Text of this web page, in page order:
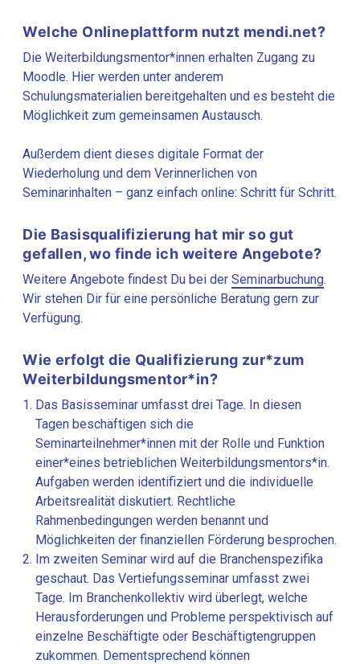
Welche Onlineplattform nutzt mendi.net?
Die Weiterbildungsmentor*innen erhalten Zugang zu
Moodle. Hier werden unter anderem
Schulungsmaterialien bereitgehalten und es besteht die
Möglichkeit zum gemeinsamen Austausch.
Außerdem dient dieses digitale Format der
Wiederholung und dem Verinnerlichen von
Seminarinhalten – ganz einfach online: Schritt für Schritt.
Die Basisqualifizierung hat mir so gut
gefallen, wo finde ich weitere Angebote?
Weitere Angebote findest Du bei derSeminarbuchung.
Wir stehen Dir für eine persönliche Beratung gern zur
Verfügung.
Wie erfolgt die Qualifizierung zur*zum
Weiterbildungsmentor*in?
Das Basisseminar umfasst drei Tage. In diesen
Tagen beschäftigen sich die
Seminarteilnehmer*innen mit der Rolle und Funktion
einer*eines betrieblichen Weiterbildungsmentors*in.
Aufgaben werden identifiziert und die individuelle
Arbeitsrealität diskutiert. Rechtliche
Rahmenbedingungen werden benannt und
Möglichkeiten der finanziellen Förderung besprochen.
Im zweiten Seminar wird auf die Branchenspezifika
geschaut. Das Vertiefungsseminar umfasst zwei
Tage. Im Branchenkollektiv wird überlegt, welche
Herausforderungen und Probleme perspektivisch auf
einzelne Beschäftigte oder Beschäftigtengruppen
zukommen. Dementsprechend können